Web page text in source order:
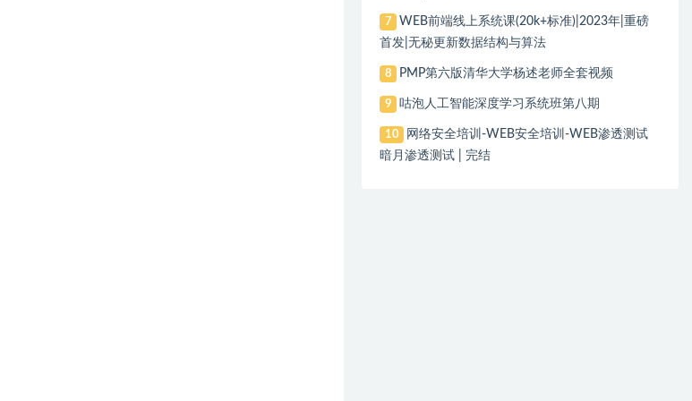
7
WEB前端线上系统课(20k+标准)|2023年|重磅
首发|无秘更新数据结构与算法
8 PMP第六版清华大学杨述老师全套视频
9 咕泡人工智能深度学习系统班第八期
10
网络安全培训-WEB安全培训-WEB渗透测试
暗月渗透测试 | 完结